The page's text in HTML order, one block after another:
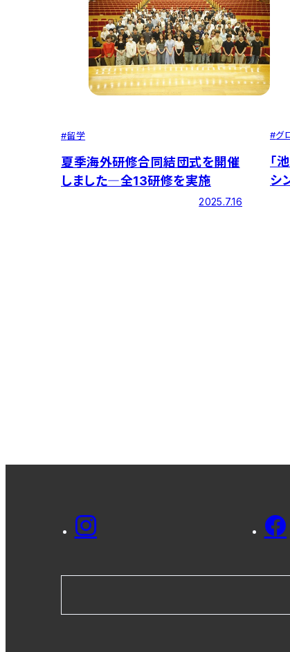
#留学
夏季海外研修合同結団式を開催
しました―全13研修を実施
2025.7.16
#グ
「
シ